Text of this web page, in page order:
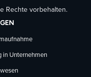
auf
YouTube
folgen
Rechte vorbehalten.
in Unternehmen